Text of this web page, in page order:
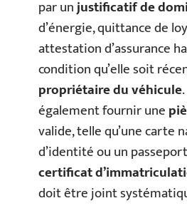
par unjustificatif de
d’énergie, quittance de
attestation d’assurance
condition qu’elle soit
propriétaire du véhicule
également fournir une
valide, telle qu’une carte
d’identité ou un
certificat
doit être joint